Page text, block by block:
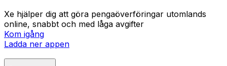
Xe hjälper dig att göra pengaöverföringar utomlands
online, snabbt och med låga avgifter
Kom igång
Ladda ner appen